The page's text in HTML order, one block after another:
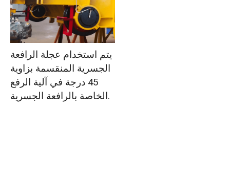
يتم استخدام عجلة الرافعة
الجسرية المنقسمة بزاوية
45 درجة في آلية الرفع
الخاصة بالرافعة الجسرية.